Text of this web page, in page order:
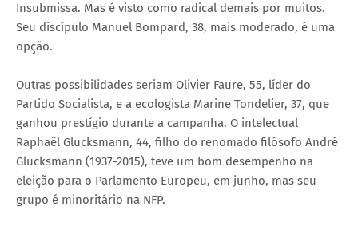
Insubmissa. Mas é visto como radical demais por muitos.
Seu discípulo Manuel Bompard, 38, mais moderado, é uma
opção.
Outras possibilidades seriam Olivier Faure, 55, líder do
Partido Socialista, e a ecologista Marine Tondelier, 37, que
ganhou prestígio durante a campanha. O intelectual
Raphaël Glucksmann, 44, filho do renomado filósofo André
Glucksmann (1937-2015), teve um bom desempenho na
eleição para o Parlamento Europeu, em junho, mas seu
grupo é minoritário na NFP.